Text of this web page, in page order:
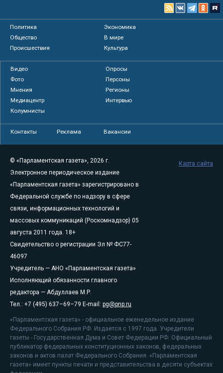
Политика
Экономика
Общество
В мире
Происшествия
Культура
Видео
Опросы
Фото
Персоны
Мнения
Регионы
Медиацентр
Интервью
Колумнисты
Контакты Реклама Вакансии
© «Парламентская газета», 2026 г.
Электронное периодическое издание
«Парламентская газета» зарегистрировано в
Федеральной службе по надзору в сфере
связи, информационных технологий и
массовых коммуникаций (Роскомнадзор) 05
августа 2011 года. 18+
Свидетельство о регистрации Эл № ФС77-
46097
Учредитель — АНО «Парламентская газета»
Исполняющий обязанности главного
редактора — Абдуллаев М.Р.
Тел.: +7 (495) 637–69–79 E-mail: pg@pnp.ru
«Парламентская газета» - официальное еженедельное издание
Федерального Собрания РФ. Издается с 1997 года. Учредители
газеты - Государственная Дума и Совет Федерации РФ. Официальный
публикатор федеральных конституционных законов, федеральных
законов и актов палат Федерального Собрания. «Парламентская
газета» имеет пункты печати и представительства в десяти субъектах
Карта сайта